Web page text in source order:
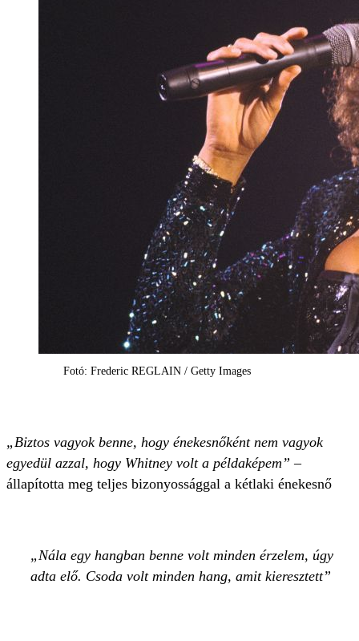
Fotó: Frederic REGLAIN / Getty Images
„Biztos vagyok benne, hogy énekesnőként nem vagyok
egyedül azzal, hogy Whitney volt a példaképem” –
állapította meg teljes bizonyossággal a kétlaki énekesnő
Nála egy hangban benne volt minden érzelem, úgy
adta elő. Csoda volt minden hang, amit kieresztett